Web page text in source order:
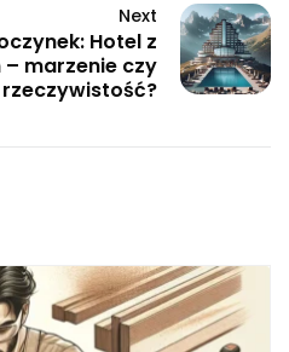
Next
Hotel z
marzenie czy
rzeczywistość?